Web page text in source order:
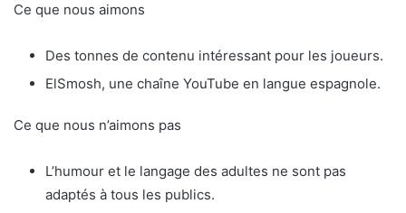
Ce que nous aimons
Des tonnes de contenu intéressant pour les joueurs.
ElSmosh, une chaîne YouTube en langue espagnole.
Ce que nous n’aimons pas
L’humour et le langage des adultes ne sont pas
adaptés à tous les publics.